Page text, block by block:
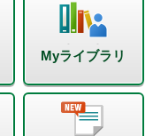
Myライブラリ